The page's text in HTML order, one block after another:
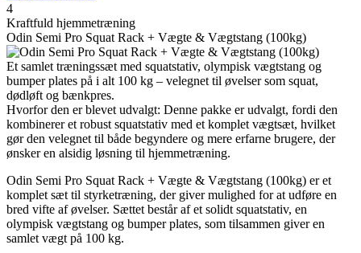
4
Kraftfuld hjemmetræning
Odin Semi Pro Squat Rack + Vægte & Vægtstang (100kg)
Et samlet træningssæt med squatstativ, olympisk vægtstang og
bumper plates på i alt 100 kg – velegnet til øvelser som squat,
dødløft og bænkpres.
Hvorfor den er blevet udvalgt: Denne pakke er udvalgt, fordi den
kombinerer et robust squatstativ med et komplet vægtsæt, hvilket
gør den velegnet til både begyndere og mere erfarne brugere, der
ønsker en alsidig løsning til hjemmetræning.
Odin Semi Pro Squat Rack + Vægte & Vægtstang (100kg) er et
komplet sæt til styrketræning, der giver mulighed for at udføre en
bred vifte af øvelser. Sættet består af et solidt squatstativ, en
olympisk vægtstang og bumper plates, som tilsammen giver en
samlet vægt på 100 kg.